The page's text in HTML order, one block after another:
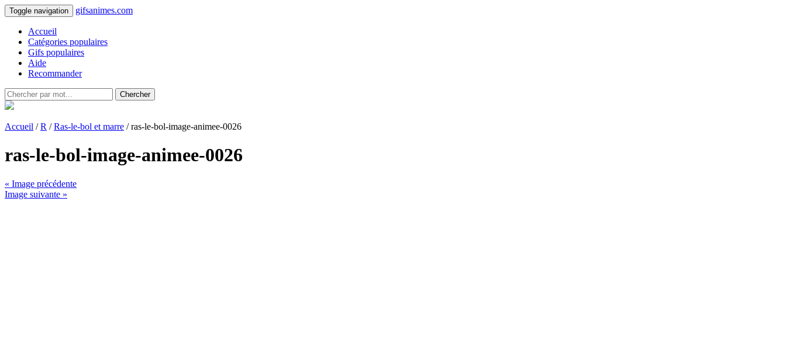
Toggle navigation gifsanimes.com
Accueil
Catégories populaires
Gifs populaires
Aide
Recommander
Chercher
Accueil /R /Ras-le-bol et marre / ras-le-bol-image-animee-0026
ras-le-bol-image-animee-0026
« Image précédente
Image suivante »